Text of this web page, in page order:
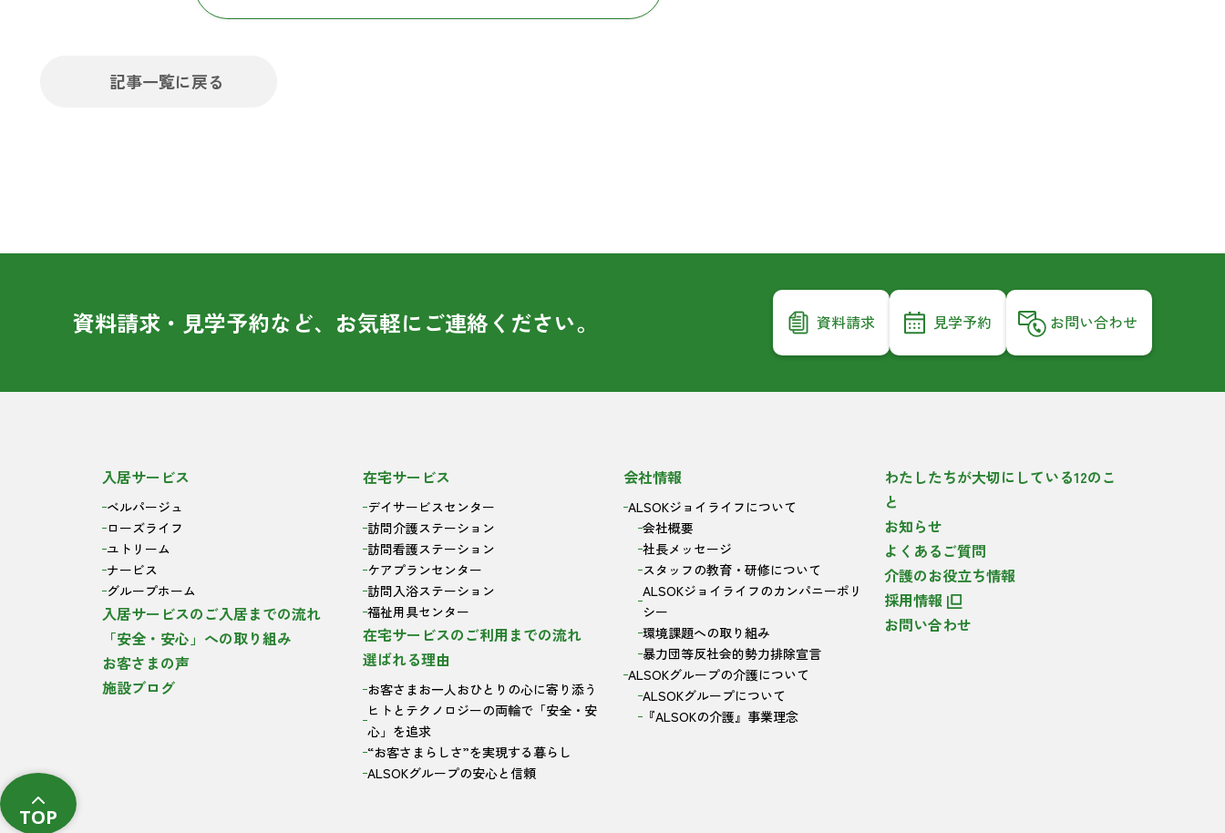
記事一覧に戻る
資料請求・見学予約など、お気軽に ご連絡ください。 資料請求 見学予約 お問い合わせ
入居サービス
ベルパージュ
ローズライフ
ユトリーム
ナービス
グループホーム
入居サービスのご入居までの流れ
「安全・安心」への取り組み
お客さまの声
施設ブログ
在宅サービス
デイサービスセンター
訪問介護ステーション
訪問看護ステーション
ケアプランセンター
訪問入浴ステーション
福祉用具センター
在宅サービスのご利用までの流れ
選ばれる理由
お客さまお一人おひとりの心に寄り添う
ヒトとテクノロジーの両輪で「安全・安
心」を追求
“お客さまらしさ”を実現する暮らし
ALSOKグループの安心と信頼
会社情報
ALSOKジョイライフについて
会社概要
社長メッセージ
スタッフの教育・研修について
ALSOKジョイライフのカンパニーポリ
シー
環境課題への取り組み
暴力団等反社会的勢力排除宣言
ALSOKグループの介護について
ALSOKグループについて
『ALSOKの介護』事業理念
わたしたちが大切にしている12のこ
と
お知らせ
よくあるご質問
介護のお役立ち情報
採用情報
お問い合わせ
TOP